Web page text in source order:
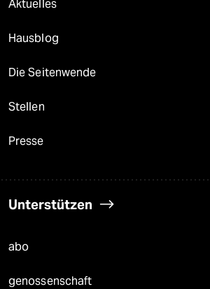
Aktuelles
Hausblog
Die Seitenwende
Stellen
Presse
Unterstützen
abo
genossenschaft